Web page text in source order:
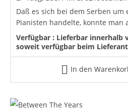
Daß es sich bei dem Serben um
Pianisten handelte, konnte man
Verfügbar : Lieferbar innerhalb
soweit verfügbar beim
In den